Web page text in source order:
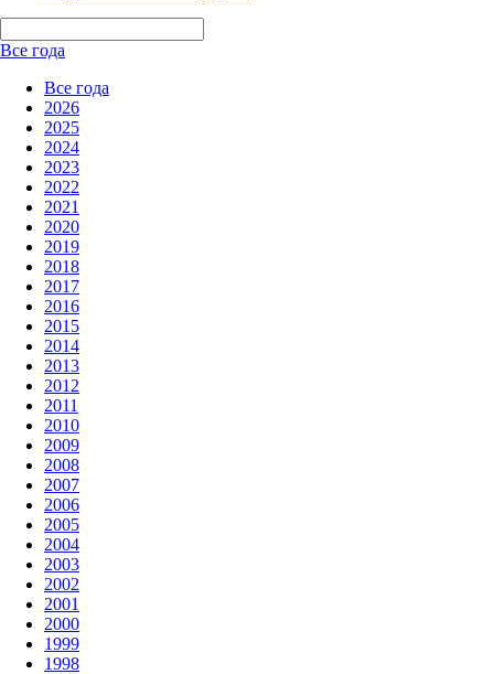
Все года
Все года
2026
2025
2024
2023
2022
2021
2020
2019
2018
2017
2016
2015
2014
2013
2012
2011
2010
2009
2008
2007
2006
2005
2004
2003
2002
2001
2000
1999
1998